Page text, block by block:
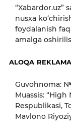
“Xabardor.uz”
nusxa
foydalanish
amalga
ALOQA REKLAMA
Guvohnoma:
Muassis:
Respublikasi,
Mavlono